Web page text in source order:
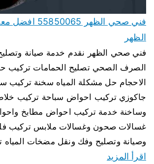
فني صحي الظهر
الظهر
فني صحي الظهر نقدم خدمة صيانة
الصرف الصحي تصليح الحمامات تركيب
الاحجام حل مشكلة المياه سخنة تركيب
جاكوزي تركيب احواض سباحة تركيب
وساخنة خدمة تركيب احواض مطابخ
غسالات صحون وغسالات ملابس تركيب
وصيانة وتصليح وفك ونقل مضخات
اقرأ المزيد